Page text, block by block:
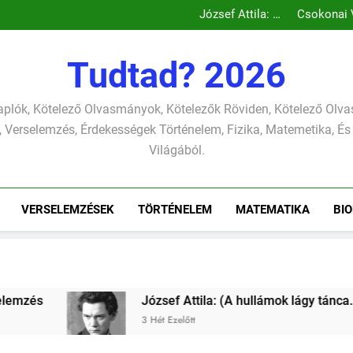
Csokonai
József
Csokonai
Tudtad? 2026
Kötelező Olvasmányok, Kötelezők Röviden, Kötelező
Verselemzés, Érdekességek Történelem, Fizika, Matemetika,
Világából.
VERSELEMZÉSEK TÖRTÉNELEM MATEMATIKA
hullámok lágy tánca…) verselemzés